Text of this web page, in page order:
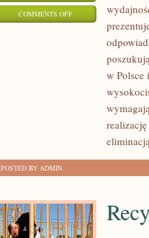
COMMENTS OFFON
PRZEMYSŁ
w Polsce
POSTED BY ADMIN